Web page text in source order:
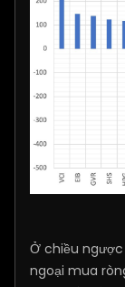
Ở chiều ngược
ngoại mua